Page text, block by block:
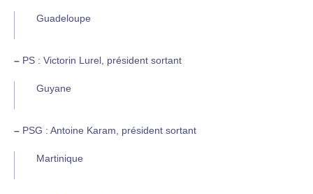
Guadeloupe
– PS : Victorin Lurel, président sortant
Guyane
– PSG : Antoine Karam, président sortant
Martinique